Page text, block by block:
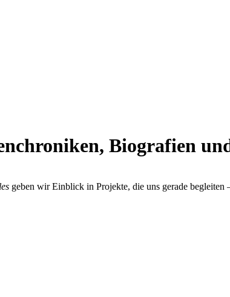
Biografien
geben wir Einblick in Projekte, die uns gerade